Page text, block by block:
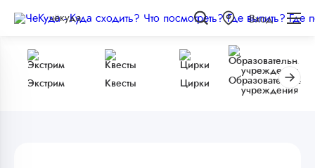
чёкуда Вход
Экстрим Квесты Цирки
Образовательные
учреждения